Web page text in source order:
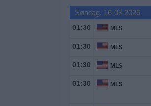
Søndag, 16-08-2026
01:30 MLS
01:30 MLS
01:30 MLS
01:30 MLS